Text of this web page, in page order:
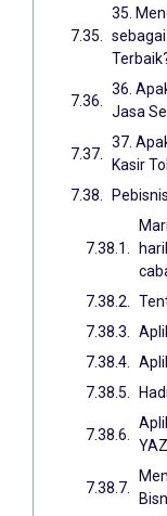
35.
36.
Jasa
37.
Kasir